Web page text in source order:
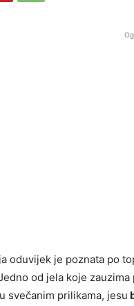
oduvijek je poznata po
od jela koje
svečanim prilikama, jesu